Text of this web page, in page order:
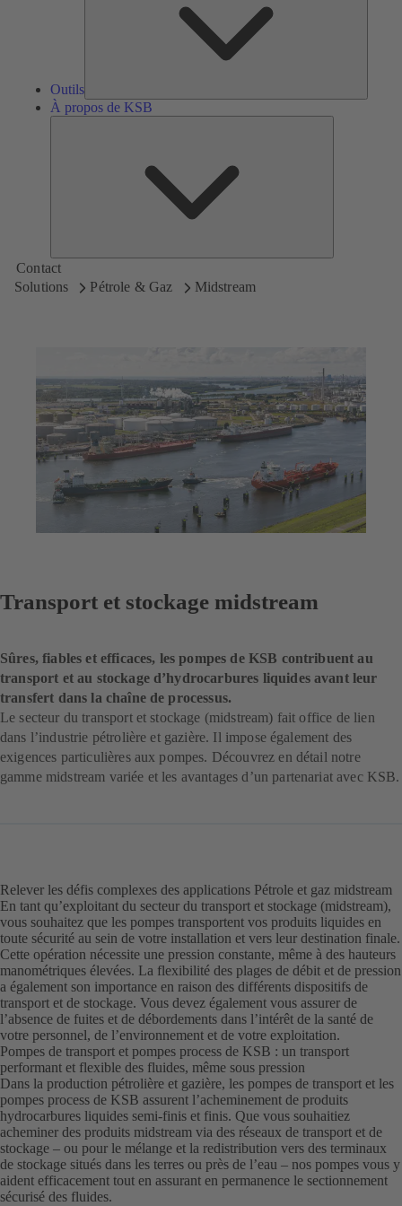
Outils
À propos de KSB
Contact
Solutions
Pétrole & Gaz Midstream
Transport et stockage midstream
Sûres, fiables et efficaces, les pompes de KSB contribuent au
transport et au stockage d’hydrocarbures liquides avant leur
transfert dans la chaîne de processus.
Le secteur du transport et stockage (midstream) fait office de lien
dans l’industrie pétrolière et gazière. Il impose également des
exigences particulières aux pompes. Découvrez en détail notre
gamme midstream variée et les avantages d’un partenariat avec KSB.
Relever les défis complexes des applications Pétrole et gaz midstream
En tant qu’exploitant du secteur du transport et stockage (midstream),
vous souhaitez que les pompes transportent vos produits liquides en
toute sécurité au sein de votre installation et vers leur destination finale.
Cette opération nécessite une pression constante, même à des hauteurs
manométriques élevées. La flexibilité des plages de débit et de pression
a également son importance en raison des différents dispositifs de
transport et de stockage. Vous devez également vous assurer de
l’absence de fuites et de débordements dans l’intérêt de la santé de
votre personnel, de l’environnement et de votre exploitation.
Pompes de transport et pompes process de KSB : un transport
performant et flexible des fluides, même sous pression
Dans la production pétrolière et gazière, les pompes de transport et les
pompes process de KSB assurent l’acheminement de produits
hydrocarbures liquides semi-finis et finis. Que vous souhaitiez
acheminer des produits midstream via des réseaux de transport et de
stockage – ou pour le mélange et la redistribution vers des terminaux
de stockage situés dans les terres ou près de l’eau – nos pompes vous y
aident efficacement tout en assurant en permanence le sectionnement
sécurisé des fluides.